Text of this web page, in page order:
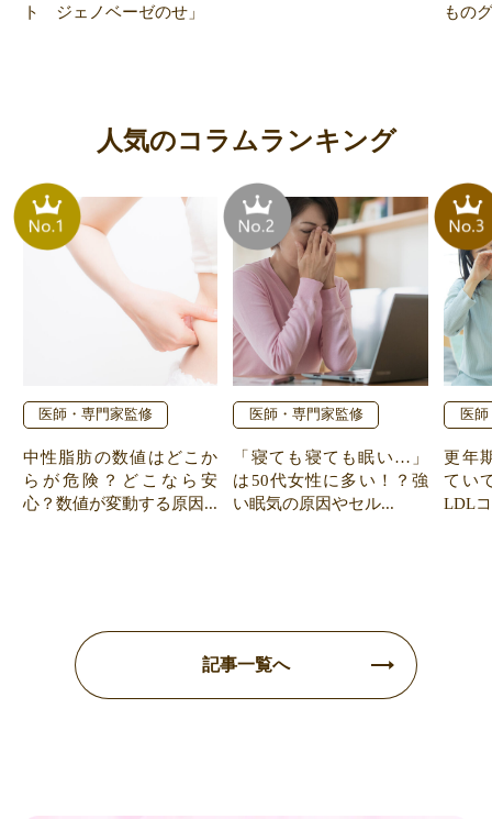
ト ジェノベーゼのせ」
もの
人気のコラムランキング
医師・専門家監修
中性脂肪の数値はどこか
らが危険？どこなら安
心？数値が変動する原因...
医師・専門家監修
「寝ても寝ても眠い…」
は50代女性に多い！？強
い眠気の原因やセル...
医
更年
てい
LDL
記事一覧へ